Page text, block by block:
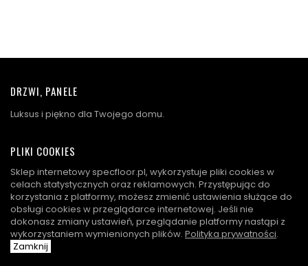
DRZWI, PANELE
Luksus i piękno dla Twojego domu.
PLIKI COOKIES
Sklep internetowy specfloor.pl, wykorzystuje pliki cookies w
celach statystycznych oraz reklamowych. Przystępując do
korzystania z platformy, możesz zmienić ustawienia służące do
obsługi cookies w przeglądarce internetowej. Jeśli nie
dokonasz zmiany ustawień, przeglądanie platformy nastąpi z
wykorzystaniem wymienionych plików. Polityka prywatności.
Zamknij